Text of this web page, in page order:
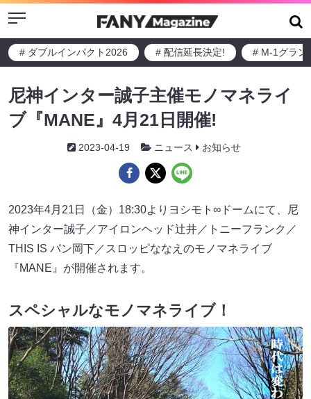
Menu
# ダブルインパクト2026 # 配信延長決定! # M-1グラン
尼神インター誠子主催モノマネライ
ブ『MANE』4月21日開催!
2023-04-19 ニュース お知らせ
2023年4月21日（金）18:30よりヨシモト∞ドームにて、尼
神インター誠子／アイロンヘッド辻井／トニーフランク／
THIS IS パン岡下／スロッピななえのモノマネライブ
『MANE』が開催されます。
スペシャルなモノマネライブ！